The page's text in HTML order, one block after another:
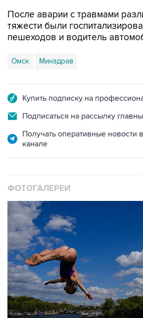
После аварии с травмами
тяжести были
пешеходов и водитель
Омск Минздрав
Купить подписку на
Подписаться на рассылку
Получать оперативные новости
канале
ФОТОГАЛЕРЕИ